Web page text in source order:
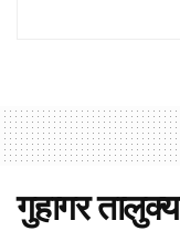
गुहागर